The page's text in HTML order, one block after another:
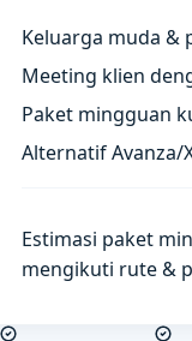
Keluarga muda &
Meeting klien
Paket mingguan
Alternatif Avanza/
Estimasi paket
mengikuti rute &